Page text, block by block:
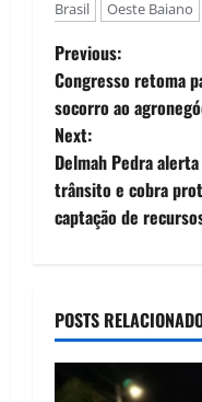
Brasil
Oeste Baiano
P
o
s
t
v
Previous:
Congresso retoma
socorro ao
Next:
Delmah Pedra
trânsito e cobra
captação de
POSTS